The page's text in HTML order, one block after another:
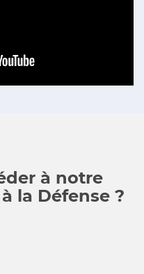
à notre
la Défense ?